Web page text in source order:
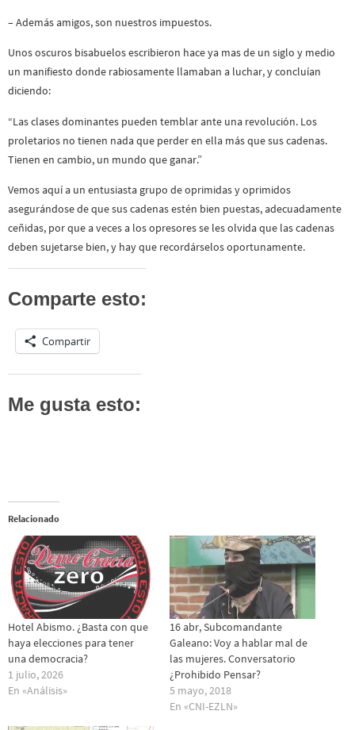
– Además amigos, son nuestros impuestos.
Unos oscuros bisabuelos escribieron hace ya mas de un siglo y medio
un manifiesto donde rabiosamente llamaban a luchar, y concluían
diciendo:
“Las clases dominantes pueden temblar ante una revolución. Los
proletarios no tienen nada que perder en ella más que sus cadenas.
Tienen en cambio, un mundo que ganar.”
Vemos aquí a un entusiasta grupo de oprimidas y oprimidos
asegurándose de que sus cadenas estén bien puestas, adecuadamente
ceñidas, por que a veces a los opresores se les olvida que las cadenas
deben sujetarse bien, y hay que recordárselos oportunamente.
Comparte esto:
Compartir
Me gusta esto:
Relacionado
Hotel Abismo. ¿Basta con que
haya elecciones para tener
una democracia?
1 julio, 2026
En «Análisis»
16 abr, Subcomandante
Galeano: Voy a hablar mal de
las mujeres. Conversatorio
¿Prohibido Pensar?
5 mayo, 2018
En «CNI-EZLN»